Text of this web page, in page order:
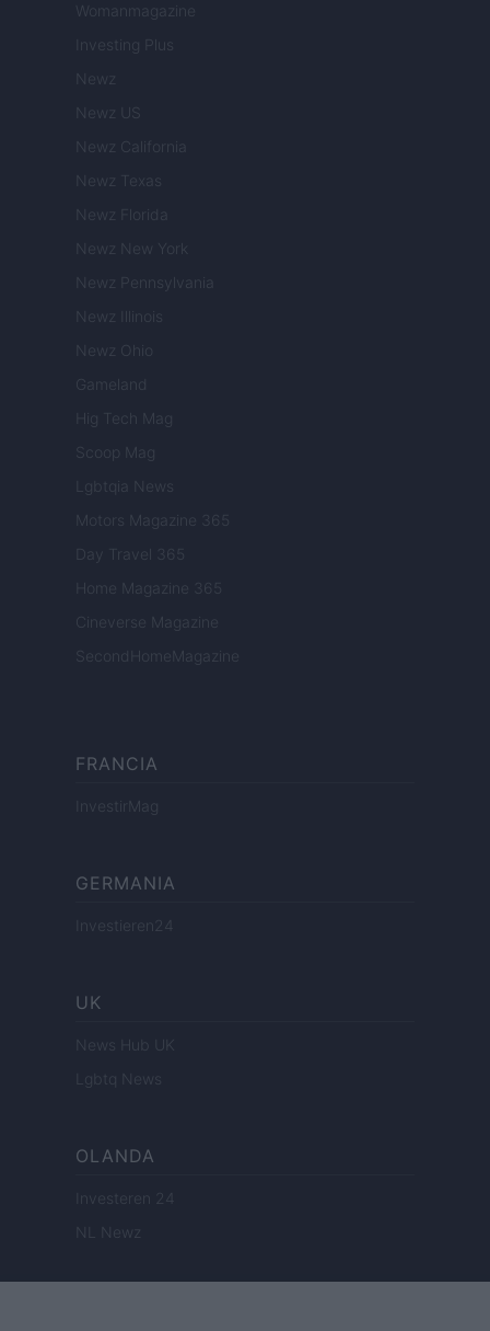
Womanmagazine
Investing Plus
Newz
Newz US
Newz California
Newz Texas
Newz Florida
Newz New York
Newz Pennsylvania
Newz Illinois
Newz Ohio
Gameland
Hig Tech Mag
Scoop Mag
Lgbtqia News
Motors Magazine 365
Day Travel 365
Home Magazine 365
Cineverse Magazine
SecondHomeMagazine
FRANCIA
InvestirMag
GERMANIA
Investieren24
UK
News Hub UK
Lgbtq News
OLANDA
Investeren 24
NL Newz